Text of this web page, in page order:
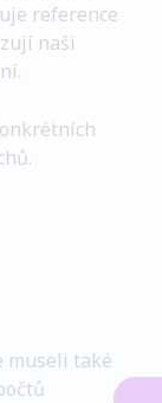
reference
naši
museli také